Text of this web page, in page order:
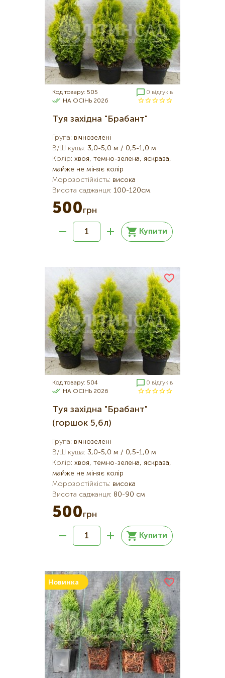
Код товару: 505
0 відгуків
НА ОСІНЬ 2026
Туя західна "Брабант"
Група: вічнозелені
В/Ш куща: 3,0-5,0 м / 0,5-1,0 м
Колір: хвоя, темно-зелена, яскрава,
майже не міняє колір
Морозостійкість: висока
Висота саджанця: 100-120см.
500грн
Купити
Код товару: 504
0 відгуків
НА ОСІНЬ 2026
Туя західна "Брабант"
(горшок 5,6л)
Група: вічнозелені
В/Ш куща: 3,0-5,0 м / 0,5-1,0 м
Колір: хвоя, темно-зелена, яскрава,
майже не міняє колір
Морозостійкість: висока
Висота саджанця: 80-90 см
500грн
Купити
Новинка